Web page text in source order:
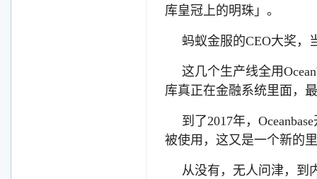
库皇冠上的明珠」。
蚂蚁金服的CEO大奖，
这几个生产线全用
库真正在金融系统里面，
到了2017年，
被使用，这又是一个新的
从没有，无人问津，到